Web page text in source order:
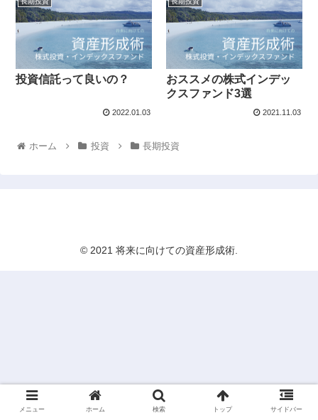
投資信託って良いの？
2022.01.03
おススメの株式インデッ
クスファンド3選
2021.11.03
ホーム 投資 長期投資
© 2021 将来に向けての資産形成術.
メニュー ホーム 検索 トップ サイドバー